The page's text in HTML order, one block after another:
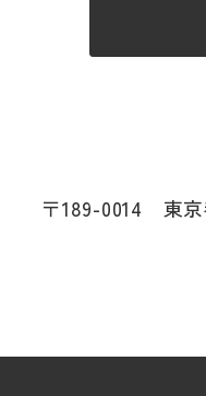
〒189-0014 東京